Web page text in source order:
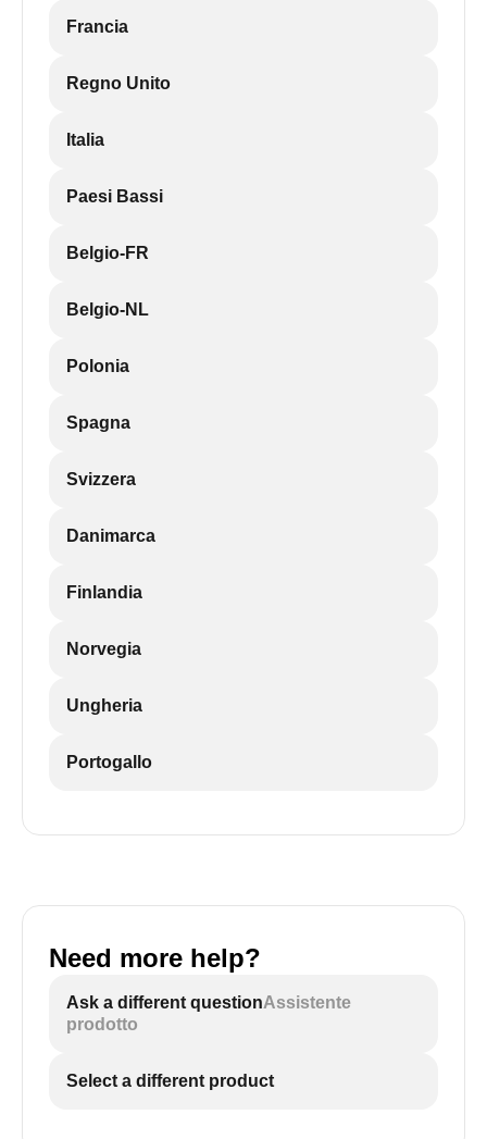
Francia
Regno Unito
Italia
Paesi Bassi
Belgio-FR
Belgio-NL
Polonia
Spagna
Svizzera
Danimarca
Finlandia
Norvegia
Ungheria
Portogallo
Need more help?
Ask a different questionAssistente
prodotto
Select a different product